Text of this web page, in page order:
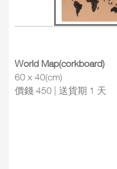
World Map(corkboard)
60 x 40(cm)
價錢 450 | 送貨期 1 天